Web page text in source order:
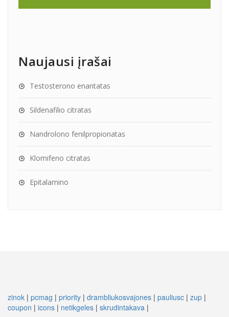
Naujausi įrašai
Testosterono enantatas
Sildenafilio citratas
Nandrolono fenilpropionatas
Klomifeno citratas
Epitalamino
zinok | pcmag | priority | drambliukosvajones | pauliusc | zup |
coupon | icons | netikgeles | skrudintakava |